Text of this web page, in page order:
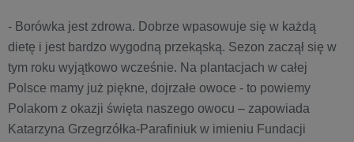
- Borówka jest zdrowa. Dobrze wpasowuje się w każdą
dietę i jest bardzo wygodną przekąską. Sezon zaczął się w
tym roku wyjątkowo wcześnie. Na plantacjach w całej
Polsce mamy już piękne, dojrzałe owoce - to powiemy
Polakom z okazji święta naszego owocu – zapowiada
Katarzyna Grzegrzółka-Parafiniuk w imieniu Fundacji